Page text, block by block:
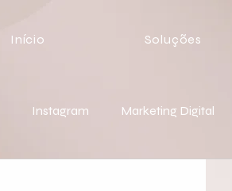
Início Soluções
Instagram Marketing Digital